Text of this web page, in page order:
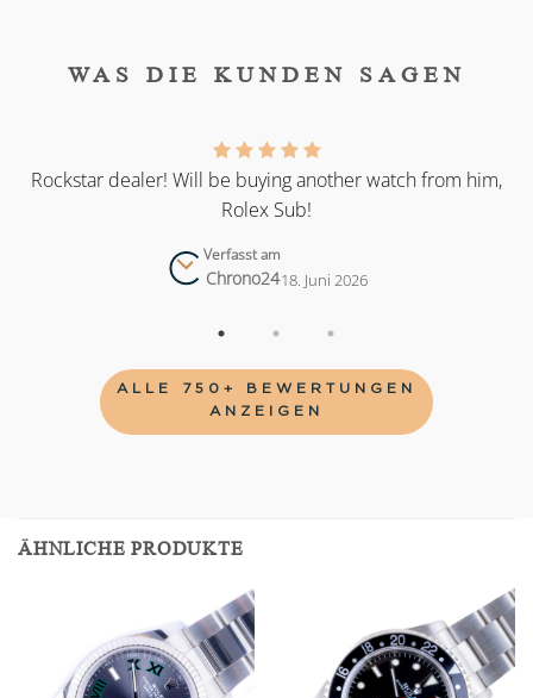
WAS DIE KUNDEN SAGEN
Rockstar dealer! Will be buying another watch from him,
Rolex Sub!
Verfasst am
Chrono2418. Juni 2026
ALLE 750+ BEWERTUNGEN
ANZEIGEN
ÄHNLICHE PRODUKTE
Add to
wishlist
Add to
wishlist